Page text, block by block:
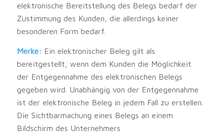
elektronische Bereitstellung des Belegs bedarf der
Zustimmung des Kunden, die allerdings keiner
besonderen Form bedarf.
Merke: Ein elektronischer Beleg gilt als
bereitgestellt, wenn dem Kunden die Möglichkeit
der Entgegennahme des elektronischen Belegs
gegeben wird. Unabhängig von der Entgegennahme
ist der elektronische Beleg in jedem Fall zu erstellen.
Die Sichtbarmachung eines Belegs an einem
Bildschirm des Unternehmers